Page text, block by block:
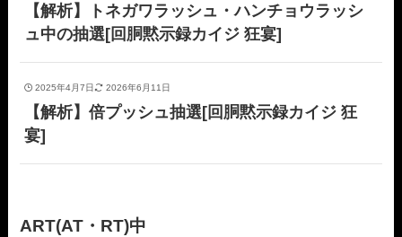
【解析】トネガワラッシュ・ハンチョウラッシ
ュ中の抽選[回胴黙示録カイジ 狂宴]
2025年4月7日 2026年6月11日
【解析】倍プッシュ抽選[回胴黙示録カイジ 狂
宴]
ART(AT・RT)中